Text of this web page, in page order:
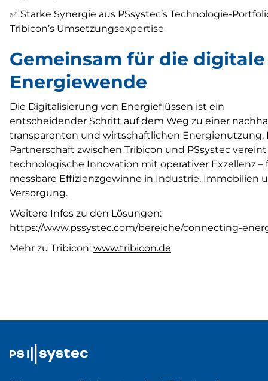
✅ Starke Synergie aus PSsystec’s Technologie-
Tribicon’s Umsetzungsexpertise
Gemeinsam für die digitale
Energiewende
Die Digitalisierung von Energieflüssen ist ein
entscheidender Schritt auf dem Weg zu einer
transparenten und wirtschaftlichen Energienutzung.
Partnerschaft zwischen Tribicon und PSsystec vereint
technologische Innovation mit operativer Exzellenz –
messbare Effizienzgewinne in Industrie, Immobilien
Versorgung.
Weitere Infos zu den Lösungen:
https://www.pssystec.com/bereiche/connecting-
Mehr zu Tribicon: www.tribicon.de